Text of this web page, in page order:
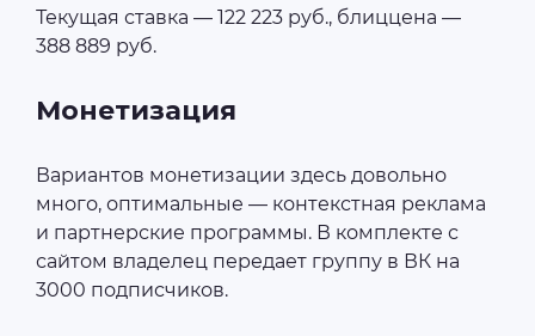
Текущая ставка — 122 223 руб., блиццена —
388 889 руб.
Монетизация
Вариантов монетизации здесь довольно
много, оптимальные — контекстная реклама
и партнерские программы. В комплекте с
сайтом владелец передает группу в ВК на
3000 подписчиков.